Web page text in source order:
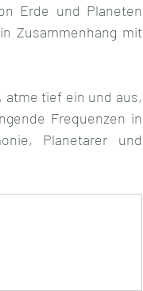
Erde und Planeten
Zusammenhang mit
atme tief ein und aus,
Frequenzen in
Planetarer und